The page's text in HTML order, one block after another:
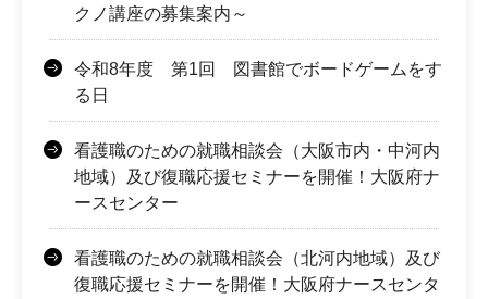
クノ講座の募集案内～
令和8年度 第1回 図書館でボードゲームをす
る日
看護職のための就職相談会（大阪市内・中河内
地域）及び復職応援セミナーを開催！大阪府ナ
ースセンター
看護職のための就職相談会（北河内地域）及び
復職応援セミナーを開催！大阪府ナースセンタ